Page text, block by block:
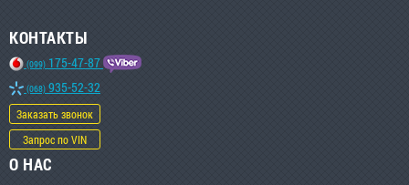
КОНТАКТЫ
(099) 175-47-87
(068) 935-52-32
Заказать звонок
Запрос по VIN
О НАС